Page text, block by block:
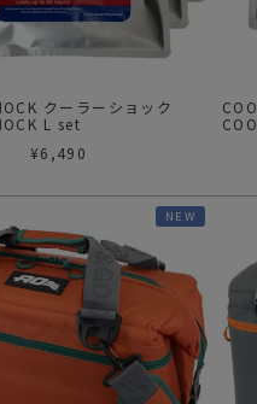
クーラーショック
L set
¥6,490
NEW